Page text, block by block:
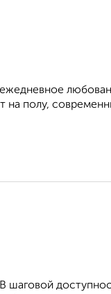
на полу,
шаговой